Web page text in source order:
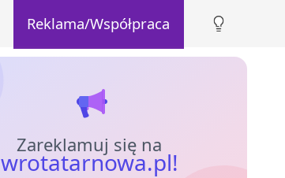
Reklama/Współpraca
Zareklamuj się na
wrotatarnowa.pl!